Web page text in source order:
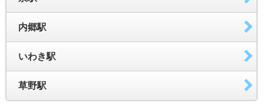
内郷駅
いわき駅
草野駅